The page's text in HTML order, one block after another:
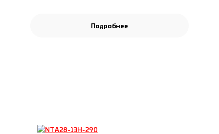
Подробнее